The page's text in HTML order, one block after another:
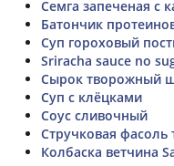
Семга запеченая с
Батончик
Суп гороховый
Sriracha sauce no
Сырок творожный
Суп с клёцками
Соус сливочный
Стручковая фасоль
Колбаска ветчина